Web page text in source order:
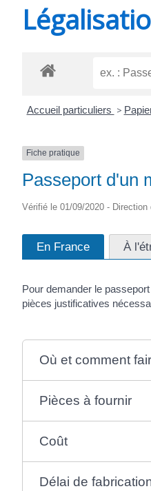
Accueil particuliers >
Fiche pratique
Passeport d'un
Vérifié le 01/09/2020 -
En France À
Pour demander le
pièces justificatives
Où et comment
Pièces à fournir
Coût
Délai de